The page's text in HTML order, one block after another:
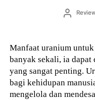
Post
Manfaat uranium
banyak sekali, ia
yang sangat penting.
bagi kehidupan
mengelola dan